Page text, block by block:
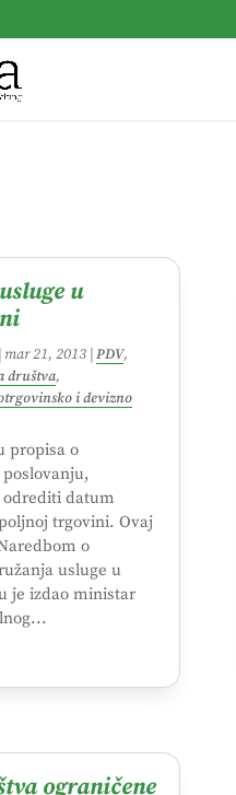
u
mar 21, 2013 PDV,
društva,
i devizno
propisa o
odrediti datum
trgovini. Ovaj
o
usluge u
je izdao ministar
ograničene